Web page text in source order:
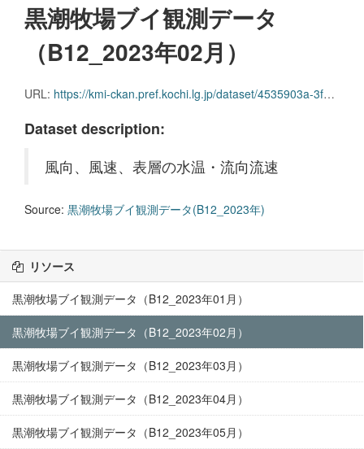
黒潮牧場ブイ観測データ
（B12_2023年02月）
URL: https://kmi-ckan.pref.kochi.lg.jp/dataset/4535903a-3f9e-463a-ab0e-2b1f0ff15388/resource/af123a2f-9615-4a15-8643-9876e7be0d07/download/kuroshiobokujoubuikansokudatab12_2023nen02.csv
Dataset description:
風向、風速、表層の水温・流向流速
Source: 黒潮牧場ブイ観測データ(B12_2023年)
リソース
黒潮牧場ブイ観測データ（B12_2023年01月）
黒潮牧場ブイ観測データ（B12_2023年02月）
黒潮牧場ブイ観測データ（B12_2023年03月）
黒潮牧場ブイ観測データ（B12_2023年04月）
黒潮牧場ブイ観測データ（B12_2023年05月）